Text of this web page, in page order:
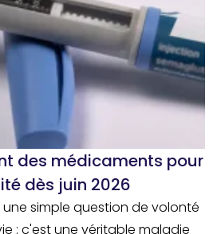
des médicaments pour
dès juin 2026
simple question de volonté
: c'est une véritable maladie